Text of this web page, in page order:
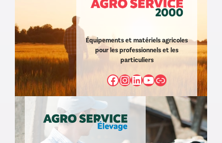
Équipements et matériels agricoles
pour les professionnels et les
particuliers
Facebook
Instagram
LinkedIn
YouTube
https://